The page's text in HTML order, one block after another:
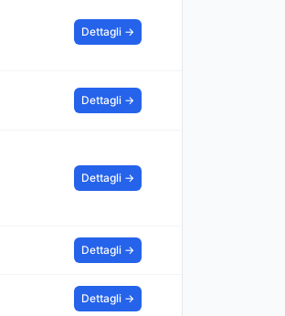
Dettagli →
Dettagli →
Dettagli →
Dettagli →
Dettagli →